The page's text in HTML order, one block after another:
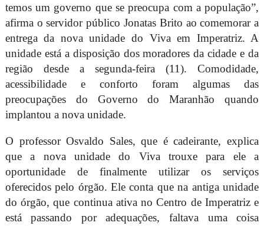
temos um governo que se preocupa com a população”,
afirma o servidor público Jonatas Brito ao comemorar a
entrega da nova unidade do Viva em Imperatriz. A
unidade está a disposição dos moradores da cidade e da
região desde a segunda-feira (11). Comodidade,
acessibilidade e conforto foram algumas das
preocupações do Governo do Maranhão quando
implantou a nova unidade.
O professor Osvaldo Sales, que é cadeirante, explica
que a nova unidade do Viva trouxe para ele a
oportunidade de finalmente utilizar os serviços
oferecidos pelo órgão. Ele conta que na antiga unidade
do órgão, que continua ativa no Centro de Imperatriz e
está passando por adequações, faltava uma coisa